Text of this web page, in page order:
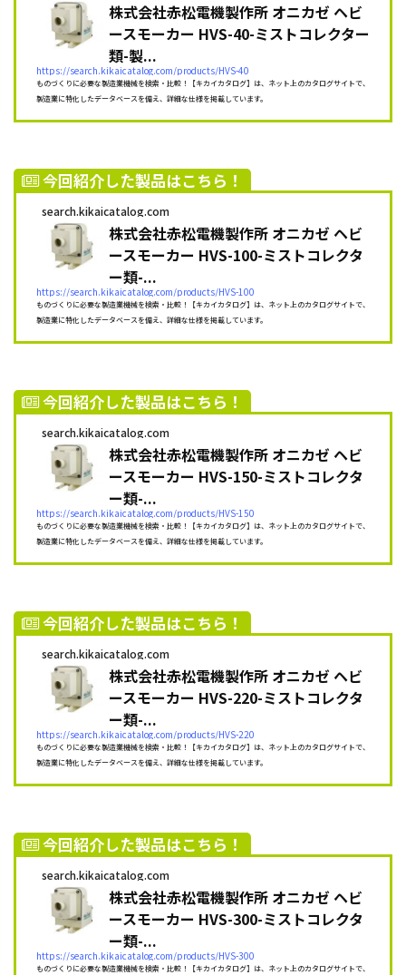
株式会社赤松電機製作所 オニカゼ ヘビ
ースモーカー HVS-40-ミストコレクター
類-製...
https://search.kikaicatalog.com/products/HVS-40
ものづくりに必要な製造業機械を検索・比較！【キカイカタログ】は、ネット上のカタログサイトで、
製造業に特化したデータベースを備え、詳細な仕様を掲載しています。
今回紹介した製品はこちら！
search.kikaicatalog.com
株式会社赤松電機製作所 オニカゼ ヘビ
ースモーカー HVS-100-ミストコレクタ
ー類-...
https://search.kikaicatalog.com/products/HVS-100
ものづくりに必要な製造業機械を検索・比較！【キカイカタログ】は、ネット上のカタログサイトで、
製造業に特化したデータベースを備え、詳細な仕様を掲載しています。
今回紹介した製品はこちら！
search.kikaicatalog.com
株式会社赤松電機製作所 オニカゼ ヘビ
ースモーカー HVS-150-ミストコレクタ
ー類-...
https://search.kikaicatalog.com/products/HVS-150
ものづくりに必要な製造業機械を検索・比較！【キカイカタログ】は、ネット上のカタログサイトで、
製造業に特化したデータベースを備え、詳細な仕様を掲載しています。
今回紹介した製品はこちら！
search.kikaicatalog.com
株式会社赤松電機製作所 オニカゼ ヘビ
ースモーカー HVS-220-ミストコレクタ
ー類-...
https://search.kikaicatalog.com/products/HVS-220
ものづくりに必要な製造業機械を検索・比較！【キカイカタログ】は、ネット上のカタログサイトで、
製造業に特化したデータベースを備え、詳細な仕様を掲載しています。
今回紹介した製品はこちら！
search.kikaicatalog.com
株式会社赤松電機製作所 オニカゼ ヘビ
ースモーカー HVS-300-ミストコレクタ
ー類-...
https://search.kikaicatalog.com/products/HVS-300
ものづくりに必要な製造業機械を検索・比較！【キカイカタログ】は、ネット上のカタログサイトで、